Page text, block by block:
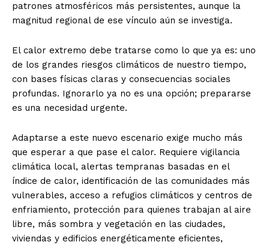
patrones atmosféricos más persistentes, aunque la
magnitud regional de ese vínculo aún se investiga.
El calor extremo debe tratarse como lo que ya es: uno
de los grandes riesgos climáticos de nuestro tiempo,
con bases físicas claras y consecuencias sociales
profundas. Ignorarlo ya no es una opción; prepararse
es una necesidad urgente.
Adaptarse a este nuevo escenario exige mucho más
que esperar a que pase el calor. Requiere vigilancia
climática local, alertas tempranas basadas en el
índice de calor, identificación de las comunidades más
vulnerables, acceso a refugios climáticos y centros de
enfriamiento, protección para quienes trabajan al aire
libre, más sombra y vegetación en las ciudades,
viviendas y edificios energéticamente eficientes,